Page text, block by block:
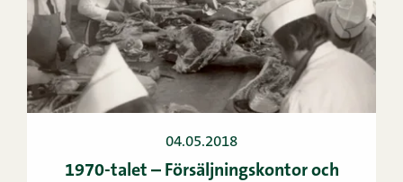
04.05.2018
1970-talet – Försäljningskontor och